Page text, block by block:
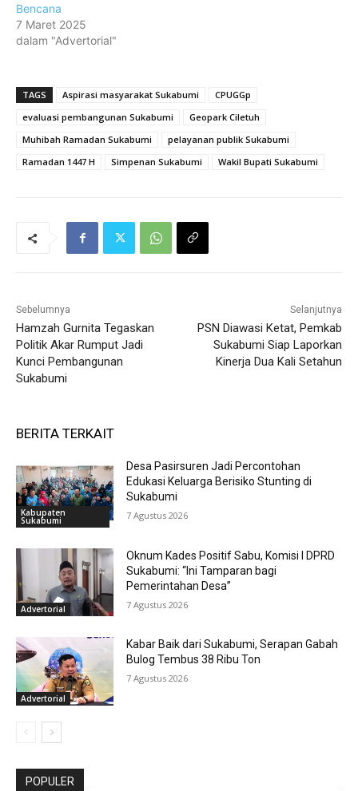
Bencana
7 Maret 2025
dalam "Advertorial"
TAGS Aspirasi masyarakat Sukabumi
CPUGGp
evaluasi pembangunan Sukabumi
Geopark Ciletuh
Muhibah Ramadan Sukabumi
pelayanan publik Sukabumi
Ramadan 1447 H
Simpenan Sukabumi Wakil Bupati Sukabumi
Sebelumnya
Hamzah Gurnita Tegaskan
Politik Akar Rumput Jadi
Kunci Pembangunan
Sukabumi
Selanjutnya
PSN Diawasi Ketat, Pemkab
Sukabumi Siap Laporkan
Kinerja Dua Kali Setahun
BERITA TERKAIT
Kabupaten
Sukabumi
Desa Pasirsuren Jadi Percontohan
Edukasi Keluarga Berisiko Stunting di
Sukabumi
7 Agustus 2026
Advertorial
Oknum Kades Positif Sabu, Komisi I DPRD
Sukabumi: “Ini Tamparan bagi
Pemerintahan Desa”
7 Agustus 2026
Advertorial
Kabar Baik dari Sukabumi, Serapan Gabah
Bulog Tembus 38 Ribu Ton
7 Agustus 2026
POPULER